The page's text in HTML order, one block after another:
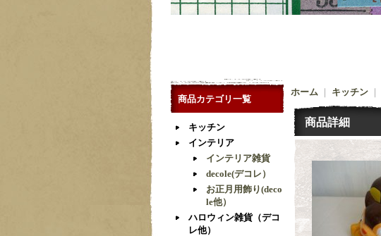
商品カテゴリ一覧
キッチン
インテリア
インテリア雑貨
decole(デコレ）
お正月用飾り(deco
le他）
ハロウィン雑貨（デコ
レ他）
ホーム キッチン
商品詳細